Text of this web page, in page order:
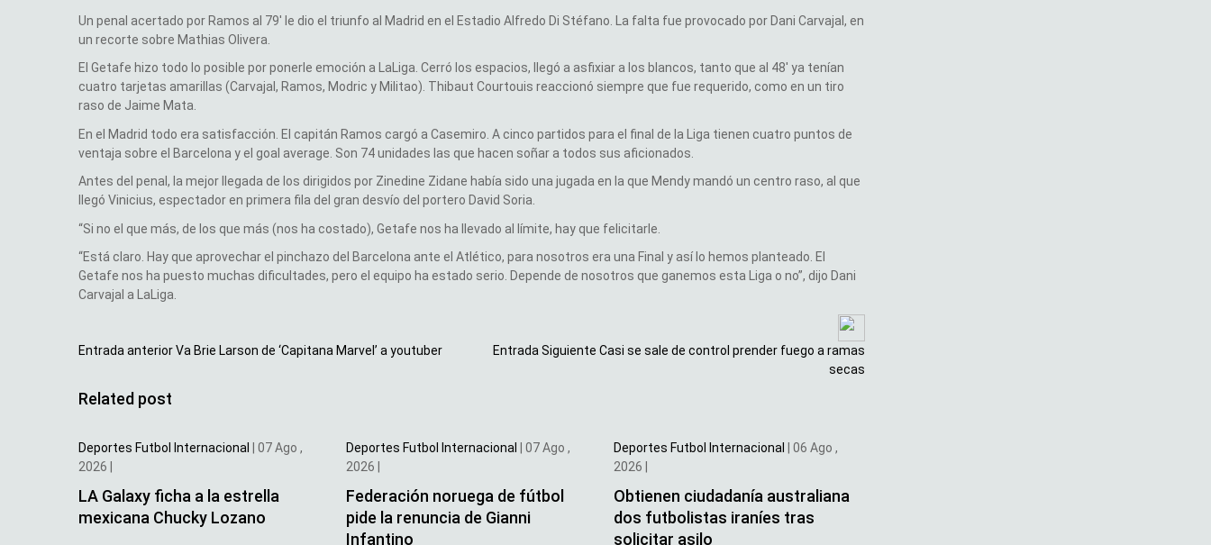
Un penal acertado por Ramos al 79′ le dio el triunfo al Madrid en el Estadio Alfredo Di Stéfano. La falta fue provocado por Dani Carvajal, en
un recorte sobre Mathias Olivera.
El Getafe hizo todo lo posible por ponerle emoción a LaLiga. Cerró los espacios, llegó a asfixiar a los blancos, tanto que al 48′ ya tenían
cuatro tarjetas amarillas (Carvajal, Ramos, Modric y Militao). Thibaut Courtouis reaccionó siempre que fue requerido, como en un tiro
raso de Jaime Mata.
En el Madrid todo era satisfacción. El capitán Ramos cargó a Casemiro. A cinco partidos para el final de la Liga tienen cuatro puntos de
ventaja sobre el Barcelona y el goal average. Son 74 unidades las que hacen soñar a todos sus aficionados.
Antes del penal, la mejor llegada de los dirigidos por Zinedine Zidane había sido una jugada en la que Mendy mandó un centro raso, al que
llegó Vinicius, espectador en primera fila del gran desvío del portero David Soria.
“Si no el que más, de los que más (nos ha costado), Getafe nos ha llevado al límite, hay que felicitarle.
“Está claro. Hay que aprovechar el pinchazo del Barcelona ante el Atlético, para nosotros era una Final y así lo hemos planteado. El
Getafe nos ha puesto muchas dificultades, pero el equipo ha estado serio. Depende de nosotros que ganemos esta Liga o no”, dijo Dani
Carvajal a LaLiga.
Entrada anteriorVa Brie Larson de ‘Capitana Marvel’ a youtuber Entrada Siguiente Casi se sale de control prender fuego a ramas
secas
Related post
Deportes Futbol Internacional | 07 Ago ,
2026 |
LA Galaxy ficha a la estrella
mexicana Chucky Lozano
Deportes Futbol Internacional | 07 Ago ,
2026 |
Federación noruega de fútbol
pide la renuncia de Gianni
Infantino
Deportes Futbol Internacional | 06 Ago ,
2026 |
Obtienen ciudadanía australiana
dos futbolistas iraníes tras
solicitar asilo